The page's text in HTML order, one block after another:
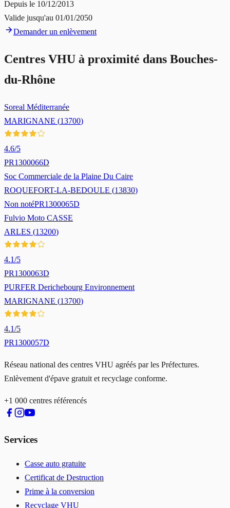
Depuis le 10/12/2013
Valide jusqu'au 01/01/2050
Demander un enlèvement
Centres VHU à proximité dans Bouches-
du-Rhône
Soreal Méditerranée
MARIGNANE (13700)
4.6/5
PR1300066D
Soc Commerciale de la Plaine Du Caire
ROQUEFORT-LA-BEDOULE (13830)
Non notéPR1300065D
Fulvio Moto CASSE
ARLES (13200)
4.1/5
PR1300063D
PURFER Derichebourg Environnement
MARIGNANE (13700)
4.1/5
PR1300057D
Réseau national des centres VHU agréés par les Préfectures.
Enlèvement d'épave gratuit et recyclage conforme.
+1 000 centres référencés
Services
Casse auto gratuite
Certificat de Destruction
Prime à la conversion
Recyclage VHU